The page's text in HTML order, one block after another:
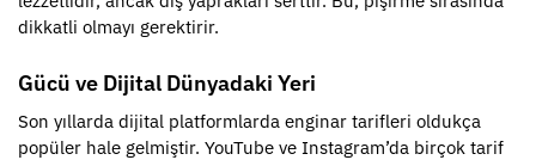
dikkatli olmayı gerektirir.
Gücü ve Dijital Dünyadaki Yeri
Son yıllarda dijital platformlarda enginar tarifleri oldukça
popüler hale gelmiştir. YouTube ve Instagram’da birçok tarif